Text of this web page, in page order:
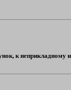
к неприкладному